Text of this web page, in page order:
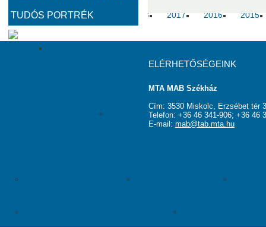
2020 2018 2017 2016 2015
MAB Titkárság Elnökség
TUDÓS PORTRÉK
ELÉRHETŐSÉGEINK
MTA MAB Székház
Cím: 3530 Miskolc, Erzsébet tér
Telefon: +36 46 341-906; +36 46
E-mail: mab@tab.mta.hu